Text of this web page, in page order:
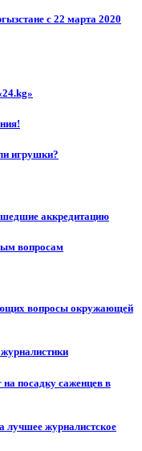
с 22 марта 2020
игрушки?
аккредитацию
вопросам
вопросы окружающей
посадку саженцев в
лучшее журналистское